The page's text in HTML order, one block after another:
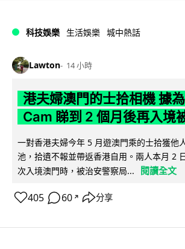
科技娛樂 生活娛樂 城中熱話
Lawton 14 小時
港夫婦澳門的士拾相機 據
Cam 睇到 2 個月後再入境
一對香港夫婦今年 5 月遊澳門乘的士拾獲他
池，拾遺不報並帶返香港自用。兩人本月 2
次入境澳門時，被治安警察局...
閱讀全文
405 60 ↗ 分享